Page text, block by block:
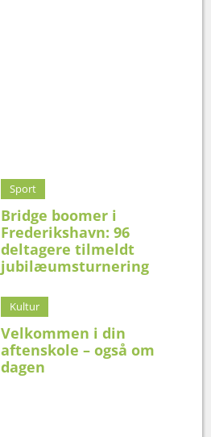
Sport
Bridge boomer i
Frederikshavn: 96
deltagere tilmeldt
jubilæumsturnering
Kultur
Velkommen i din
aftenskole – også om
dagen